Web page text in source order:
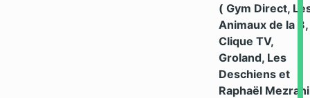
( Gym Direct,
Animaux de la 8,
Clique TV,
Groland, Les
Deschiens et
Raphaël